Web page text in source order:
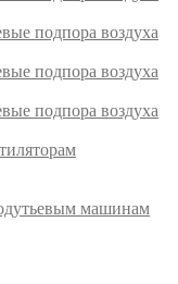
подпора воздуха
подпора воздуха
подпора воздуха
машинам